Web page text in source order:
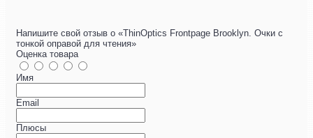
Напишите свой отзыв о «ThinOptics Frontpage Brooklyn. Очки с
тонкой оправой для чтения»
Оценка товара
Имя
Email
Плюсы